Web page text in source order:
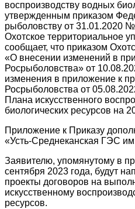
воспроизводству водных
утвержденным приказом
рыболовству от 31.01.2020
Охотское территориальное
сообщает, что приказом
«О внесении изменений в
Росрыболовства» от
изменения в приложение к
Росрыболовства от
Плана искусственного
биологических ресурсов на
Приложение к Приказу
«Усть-Среднеканская ГЭС
Заявителю, упомянутому в
сентября 2023 года, будут
проекты договоров на
искусственному
ресурсов.